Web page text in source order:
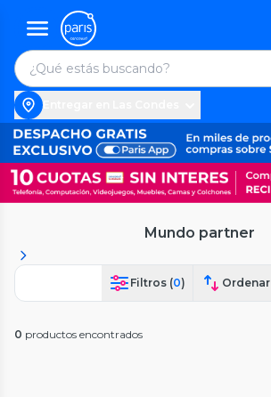
Mundo partner
Filtros (0) Ordenar
0 productos encontrados